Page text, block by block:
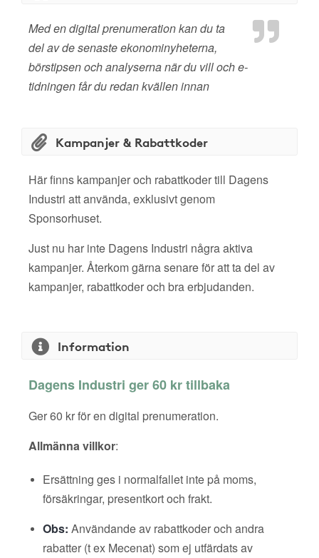
Med en digital prenumeration kan du ta
del av de senaste ekonominyheterna,
börstipsen och analyserna när du vill och e-
tidningen får du redan kvällen innan
Kampanjer & Rabattkoder
Här finns kampanjer och rabattkoder till Dagens
Industri att använda, exklusivt genom
Sponsorhuset.
Just nu har inte Dagens Industri några aktiva
kampanjer. Återkom gärna senare för att ta del av
kampanjer, rabattkoder och bra erbjudanden.
Information
Dagens Industri ger 60 kr tillbaka
Ger 60 kr för en digital prenumeration.
Allmänna villkor:
Ersättning ges i normalfallet inte på moms,
försäkringar, presentkort och frakt.
Obs: Användande av rabattkoder och andra
rabatter (t ex Mecenat) som ej utfärdats av